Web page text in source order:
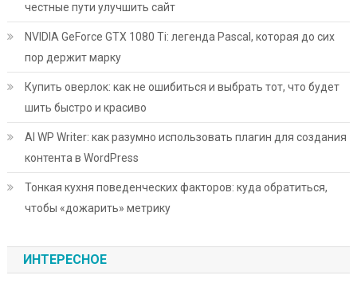
честные пути улучшить сайт
NVIDIA GeForce GTX 1080 Ti: легенда Pascal, которая до сих
пор держит марку
Купить оверлок: как не ошибиться и выбрать тот, что будет
шить быстро и красиво
AI WP Writer: как разумно использовать плагин для создания
контента в WordPress
Тонкая кухня поведенческих факторов: куда обратиться,
чтобы «дожарить» метрику
ИНТЕРЕСНОЕ